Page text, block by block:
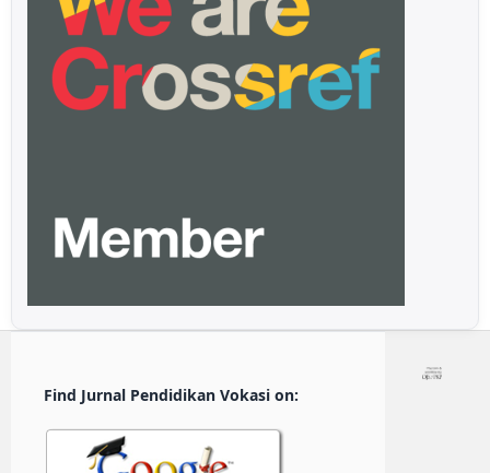
Find Jurnal Pendidikan Vokasi on: